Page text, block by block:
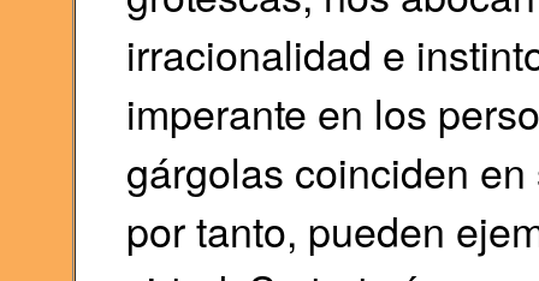
irracionalidad e
imperante en los
gárgolas coinciden
por tanto, pueden